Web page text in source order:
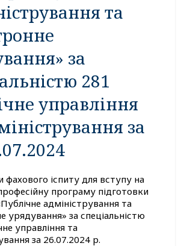
та
за
281
управління
за
фахового іспиту для вступу на
програму підготовки
адміністрування та
урядування» за спеціальністю
управління та
за 26.07.2024 р.